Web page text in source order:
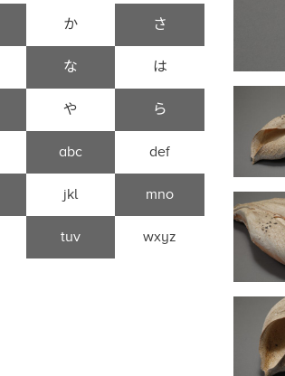
か さ
な は
や ら
abc def
jkl mno
tuv wxyz